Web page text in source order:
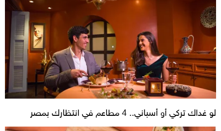
لو غداك تركي أو أسباني.. 4 مطاعم في انتظارك بمصر